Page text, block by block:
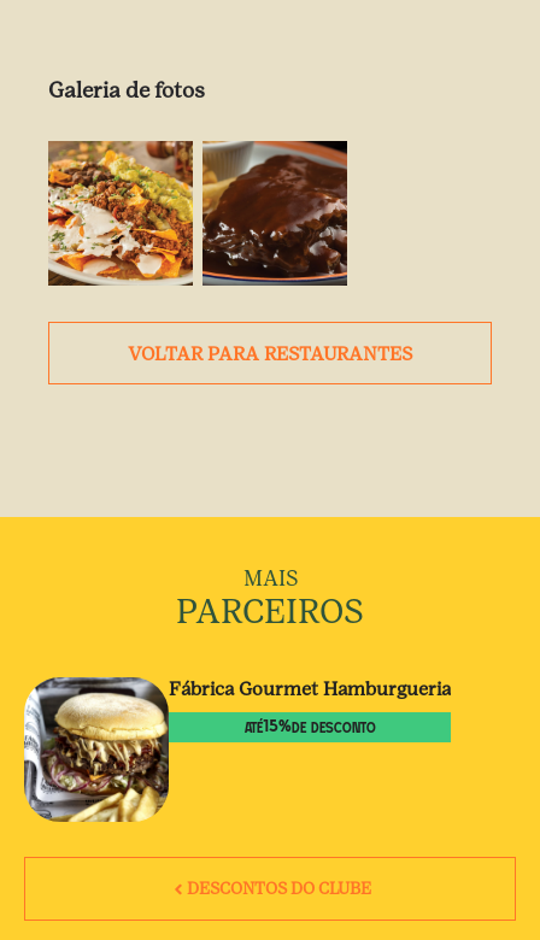
Galeria de fotos
VOLTAR PARA RESTAURANTES
MAIS
PARCEIROS
Fábrica Gourmet Hamburgueria
ATÉ15%DE DESCONTO
DESCONTOS DO CLUBE